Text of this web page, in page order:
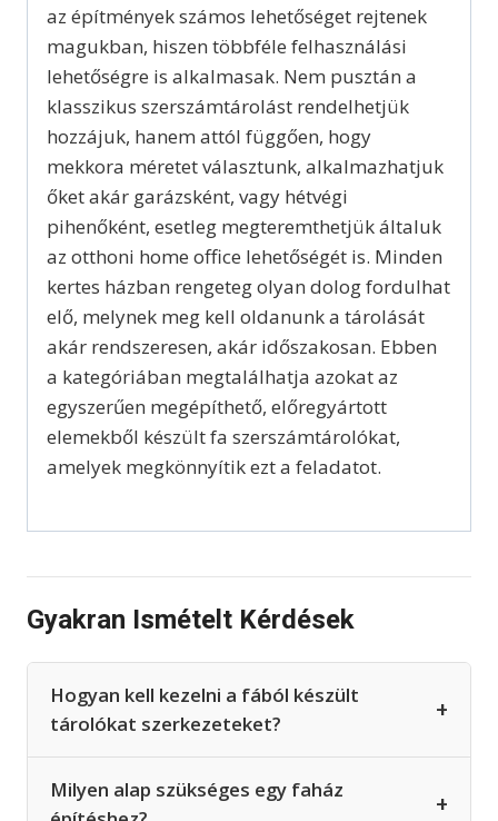
az építmények számos lehetőséget rejtenek
magukban, hiszen többféle felhasználási
lehetőségre is alkalmasak. Nem pusztán a
klasszikus szerszámtárolást rendelhetjük
hozzájuk, hanem attól függően, hogy
mekkora méretet választunk, alkalmazhatjuk
őket akár garázsként, vagy hétvégi
pihenőként, esetleg megteremthetjük általuk
az otthoni home office lehetőségét is. Minden
kertes házban rengeteg olyan dolog fordulhat
elő, melynek meg kell oldanunk a tárolását
akár rendszeresen, akár időszakosan. Ebben
a kategóriában megtalálhatja azokat az
egyszerűen megépíthető, előregyártott
elemekből készült fa szerszámtárolókat,
amelyek megkönnyítik ezt a feladatot.
Gyakran Ismételt Kérdések
Hogyan kell kezelni a fából készült
tárolókat szerkezeteket?
+
Milyen alap szükséges egy faház
+